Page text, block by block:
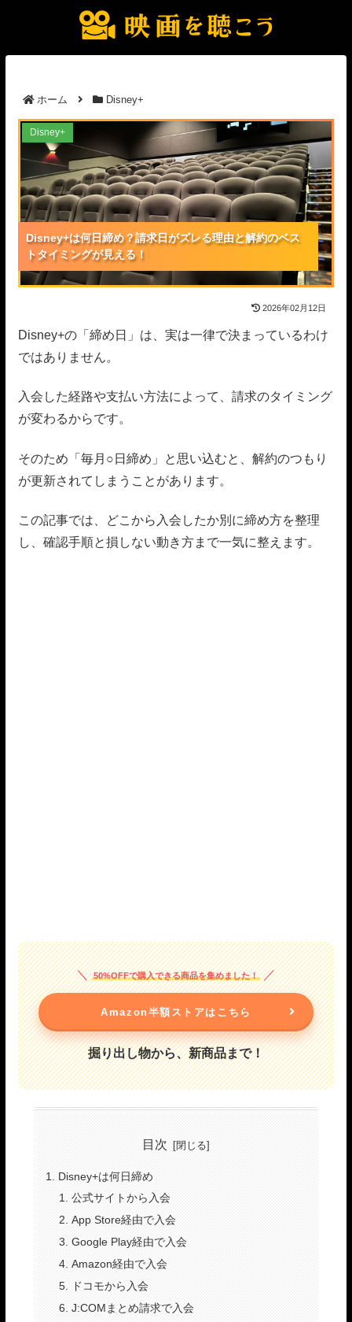
ホーム Disney+
Disney+は何日締め？請求日がズレる理由と解約のベ
ストタイミングが見える！
Disney+は何日締め？請求日がズレる理由と解約のベス
トタイミングが見える！
Disney+は何日締め？請求日がズレる理由と解約のベス
トタイミングが見える！
Disney+は何日締め？請求日がズレる理由と解約のベス
トタイミングが見える！
Disney+
2026年02月12日
Disney+の「締め日」は、実は一律で決まっているわけ
ではありません。
入会した経路や支払い方法によって、請求のタイミング
が変わるからです。
そのため「毎月○日締め」と思い込むと、解約のつもり
が更新されてしまうことがあります。
この記事では、どこから入会したか別に締め方を整理
し、確認手順と損しない動き方まで一気に整えます。
50%OFFで購入できる商品を集めました！
Amazon半額ストアはこちら
掘り出し物から、新商品まで！
目次
Disney+は何日締め
公式サイトから入会
App Store経由で入会
Google Play経由で入会
Amazon経由で入会
ドコモから入会
J:COMまとめ請求で入会